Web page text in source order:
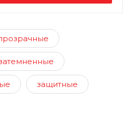
защитные